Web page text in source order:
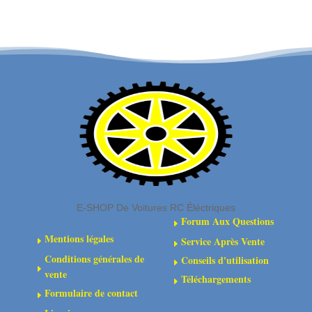
TRUCK
4X4
1:10
BLX
RTR
VERT
-
E-SHOP De Voitures RC Éléctriques
EMentions légales
E
Conditions générales de
vente
EFormulaire de contact
E Forum Aux Questions
E Service Après Vente
E Conseils d'utilisation
E Téléchargements